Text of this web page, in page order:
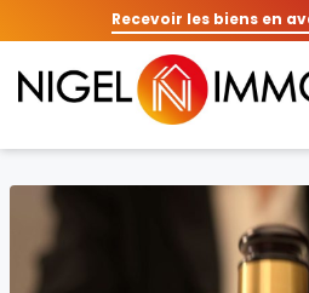
Recevoir les biens en